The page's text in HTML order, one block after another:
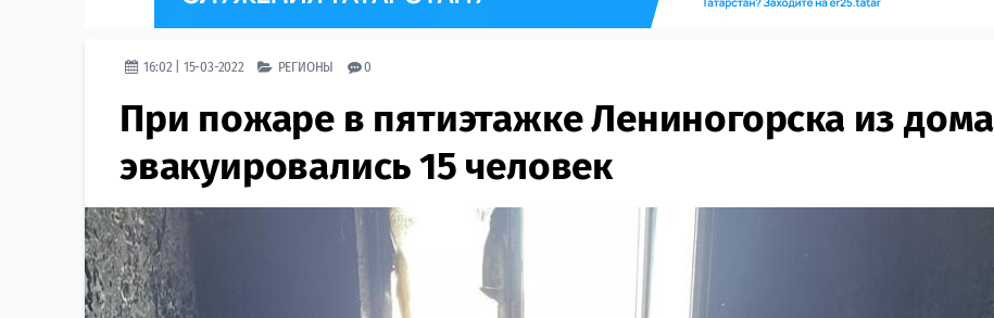
16:02 | 15-03-2022 РЕГИОНЫ 0
При пожаре в пятиэтажке Лениногорска из дома
эвакуировались 15 человек